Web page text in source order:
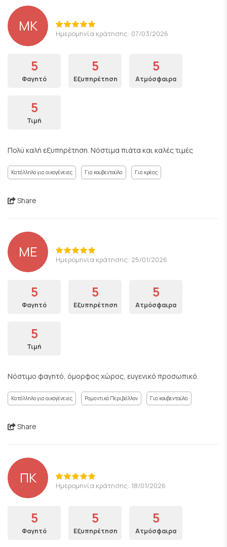
ΜΚ Ημερομηνία κράτησης: 07/03/2026
5
Φαγητό
5
Εξυπηρέτηση
5
Ατμόσφαιρα
5
Τιμή
Πολύ καλή εξυπηρέτηση. Νόστιμα πιάτα και καλές τιμές
Κατάλληλο για οικογένειες Για κουβεντούλα Για κρέας
Share
ME Ημερομηνία κράτησης: 25/01/2026
5
Φαγητό
5
Εξυπηρέτηση
5
Ατμόσφαιρα
5
Τιμή
Νόστιμο φαγητό, όμορφος χώρος, ευγενικό προσωπικό.
Κατάλληλο για οικογένειες Ρομαντικό Περιβάλλον Για κουβεντούλα
Share
ΠΚ Ημερομηνία κράτησης: 18/01/2026
5
Φαγητό
5
Εξυπηρέτηση
5
Ατμόσφαιρα